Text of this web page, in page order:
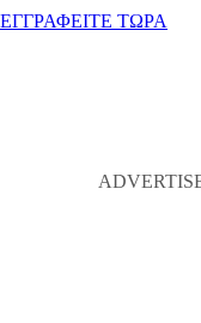
ΕΓΓΡΑΦΕΙΤΕ ΤΩΡΑ